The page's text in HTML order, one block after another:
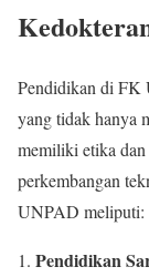
Pendidikan di FK
yang tidak hanya
memiliki etika dan
perkembangan
UNPAD meliputi:
Pendidikan